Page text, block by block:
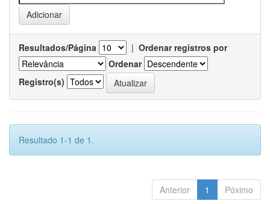
Resultados/Página | Ordenar registros por
Ordenar
Registro(s)
Resultado 1-1 de 1.
Anterior 1 Póximo